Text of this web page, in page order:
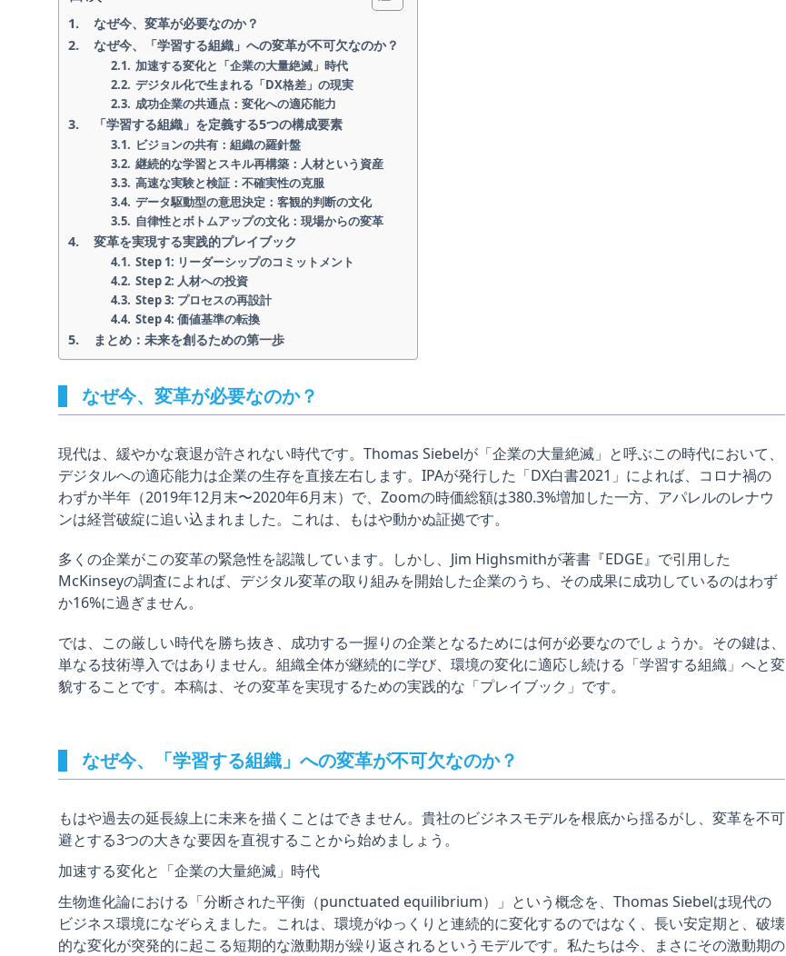
なぜ今、変革が必要なのか？
なぜ今、「学習する組織」への変革が不可欠なのか？
加速する変化と「企業の大量絶滅」時代
デジタル化で生まれる「DX格差」の現実
成功企業の共通点：変化への適応能力
「学習する組織」を定義する5つの構成要素
ビジョンの共有：組織の羅針盤
継続的な学習とスキル再構築：人材という資産
高速な実験と検証：不確実性の克服
データ駆動型の意思決定：客観的判断の文化
自律性とボトムアップの文化：現場からの変革
変革を実現する実践的プレイブック
Step 1: リーダーシップのコミットメント
Step 2: 人材への投資
Step 3: プロセスの再設計
Step 4: 価値基準の転換
まとめ：未来を創るための第一歩
なぜ今、変革が必要なのか？
現代は、緩やかな衰退が許されない時代です。Thomas Siebelが「企業の大量絶滅」と呼ぶこの時代において、
デジタルへの適応能力は企業の生存を直接左右します。IPAが発行した「DX白書2021」によれば、コロナ禍の
わずか半年（2019年12月末〜2020年6月末）で、Zoomの時価総額は380.3%増加した一方、アパレルのレナウ
ンは経営破綻に追い込まれました。これは、もはや動かぬ証拠です。
多くの企業がこの変革の緊急性を認識しています。しかし、Jim Highsmithが著書『EDGE』で引用した
McKinseyの調査によれば、デジタル変革の取り組みを開始した企業のうち、その成果に成功しているのはわず
か16%に過ぎません。
では、この厳しい時代を勝ち抜き、成功する一握りの企業となるためには何が必要なのでしょうか。その鍵は、
単なる技術導入ではありません。組織全体が継続的に学び、環境の変化に適応し続ける「学習する組織」へと変
貌することです。本稿は、その変革を実現するための実践的な「プレイブック」です。
なぜ今、「学習する組織」への変革が不可欠なのか？
もはや過去の延長線上に未来を描くことはできません。貴社のビジネスモデルを根底から揺るがし、変革を不可
避とする3つの大きな要因を直視することから始めましょう。
加速する変化と「企業の大量絶滅」時代
生物進化論における「分断された平衡（punctuated equilibrium）」という概念を、Thomas Siebelは現代の
ビジネス環境になぞらえました。これは、環境がゆっくりと連続的に変化するのではなく、長い安定期と、破壊
的な変化が突発的に起こる短期的な激動期が繰り返されるというモデルです。私たちは今、まさにその激動期の